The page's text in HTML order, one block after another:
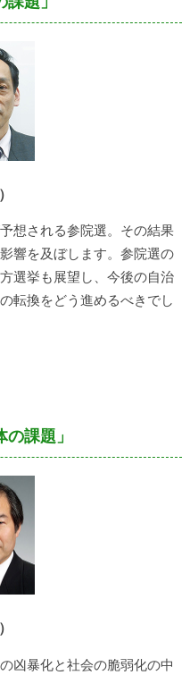
想される参院選。その結果
響を及ぼします。参院選の
選挙も展望し、今後の自治
転換をどう進めるべきでし
課題」
凶暴化と社会の脆弱化の中